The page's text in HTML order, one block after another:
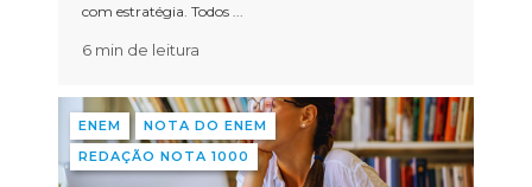
com estratégia. Todos ...
6 min de leitura
ENEM
NOTA DO ENEM
REDAÇÃO NOTA 1000